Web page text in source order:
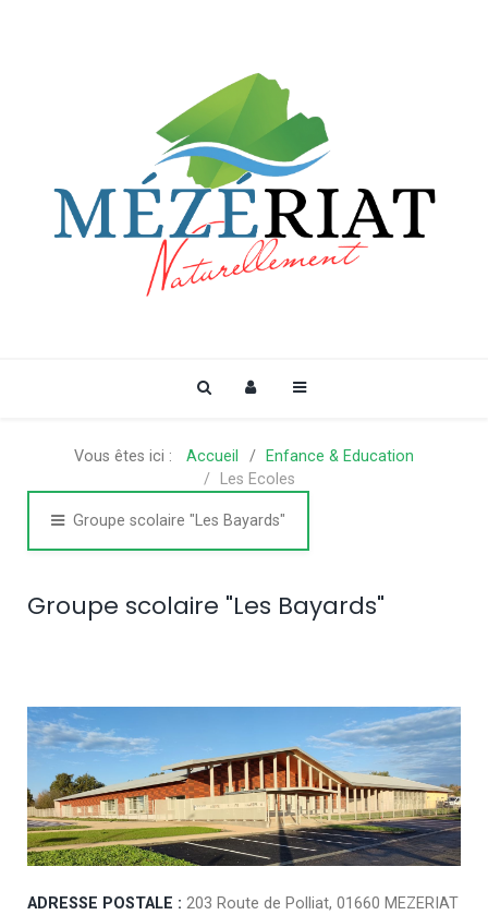
Vous êtes ici : Accueil
Enfance & Education
Les Ecoles
Groupe scolaire "Les Bayards"
Groupe scolaire "Les Bayards"
ADRESSE POSTALE : 203 Route de Polliat, 01660 MEZERIAT